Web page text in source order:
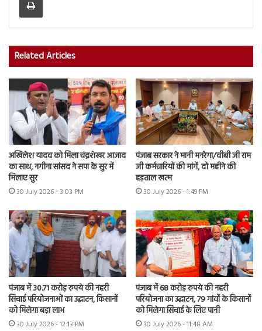
Related Articles
अखिलेश यादव को मिला चंद्रशेखर आजाद
का साथ, नगीना सांसद ने सपा के सुर में
मिलाए सुर
30 July 2026 - 3:03 PM
पंजाब सरकार ने मानी मनरेगा/वीबी जी राम
जी कर्मचारियों की मांगें, दो महीने की
हड़ताल खत्म
30 July 2026 - 1:49 PM
पंजाब में 30.71 करोड़ रुपये की नहरी
सिंचाई परियोजनाओं का उद्घाटन, किसानों
को मिलेगा बड़ा लाभ
30 July 2026 - 12:13 PM
पंजाब में 68 करोड़ रुपये की नहरी
परियोजना का उद्घाटन, 79 गांवों के किसानों
को मिलेगा सिंचाई के लिए पानी
30 July 2026 - 11:48 AM